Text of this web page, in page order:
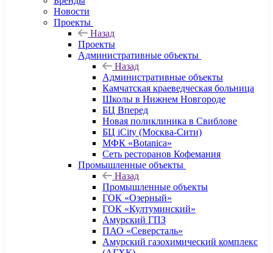
Новости
Проекты
Назад
Проекты
Административные объекты
Назад
Административные объекты
Камчатская краеведческая больница
Школы в Нижнем Новгороде
БЦ Вперед
Новая поликлиника в Свиблове
БЦ iCity (Москва-Сити)
МФК «Botanica»
Сеть ресторанов Кофемания
Промышленные объекты
Назад
Промышленные объекты
ГОК «Озерный»
ГОК «Култуминский»
Амурский ГПЗ
ПАО «Северсталь»
Амурский газохимический комплекс